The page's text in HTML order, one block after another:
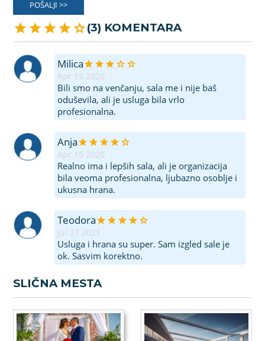
POŠALJI >>
(3) KOMENTARA
Milica
Apr 15 2020
Bili smo na venčanju, sala me i nije baš
oduševila, ali je usluga bila vrlo
profesionalna.
Anja
Apr 15 2020
Realno ima i lepših sala, ali je organizacija
bila veoma profesionalna, ljubazno osoblje i
ukusna hrana.
Teodora
Jul 27 2021
Usluga i hrana su super. Sam izgled sale je
ok. Sasvim korektno.
SLIČNA MESTA